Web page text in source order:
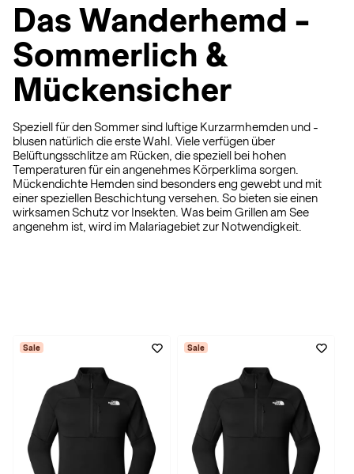
Das Wanderhemd -
Sommerlich &
Mückensicher
Speziell für den Sommer sind luftige Kurzarmhemden und -
blusen natürlich die erste Wahl. Viele verfügen über
Belüftungsschlitze am Rücken, die speziell bei hohen
Temperaturen für ein angenehmes Körperklima sorgen.
Mückendichte Hemden sind besonders eng gewebt und mit
einer speziellen Beschichtung versehen. So bieten sie einen
wirksamen Schutz vor Insekten. Was beim Grillen am See
angenehm ist, wird im Malariagebiet zur Notwendigkeit.
Sale Sale